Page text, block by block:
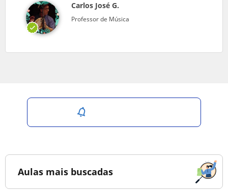
Carlos José G.
Professor de Música
Aulas mais buscadas